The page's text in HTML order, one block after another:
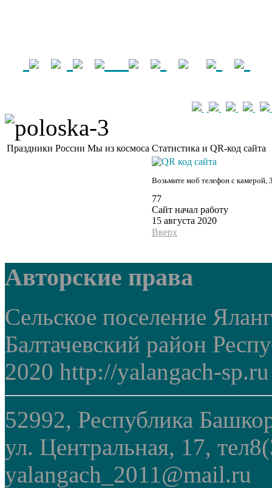
Праздники России Мы из космоса Статистика и QR-код сайта
Возьмите моб телефон с камерой,
77
Сайт начал работу
15 августа 2020
Вверх
Авторские права
Сельское поселение
Балтачевский район
2020 http://yalangach-sp.ru
52992, Республика
ул. Центральная, 17,
yalangach_2011@mail.ru